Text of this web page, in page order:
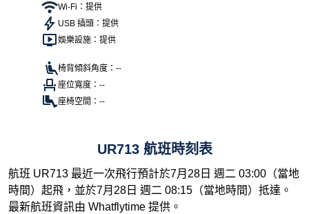
Wi-Fi：提供
USB 插頭：提供
娛樂設施：提供
椅背傾斜角度：--
座位寬度：--
座椅空間：--
UR713 航班時刻表
航班 UR713 最近一次飛行預計於7月28日 週二 03:00（當地
時間）起飛，並於7月28日 週二 08:15（當地時間）抵達。
最新航班資訊由 Whatflytime 提供。